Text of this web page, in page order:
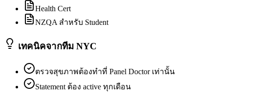
Health Cert
NZQA สำหรับ Student
เทคนิคจากทีม NYC
ตรวจสุขภาพต้องทำที่ Panel Doctor เท่านั้น
Statement ต้อง active ทุกเดือน